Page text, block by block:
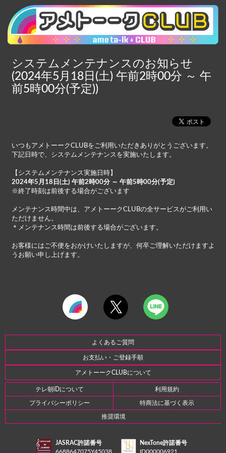
システムメンテナンスのお知らせ
(2024年5月18日(土) 午前2時00分 ～ 午
前5時00分(予定))
いつもアメトーークCLUBをご利用いただきありがとうございます。
下記日時で、システムメンテナンスを実施いたします。
【システムメンテナンス実施日時】
2024年5月18日(土) 午前2時00分 ～ 午前5時00分(予定)
※終了時刻は前後する場合がございます
メンテナンス時間中は、アメトーークCLUBの全サービスがご利用い
ただけません。
＊メンテナンス時間は前後する場合がございます。
お客様にはご不便をおかけいたしますが、何卒ご理解いただけますよ
うお願い申し上げます。
よくあるご質問
お支払い・ご登録手順
アメトーークCLUBについて
テレ朝iDについて 利用規約
プライバシーポリシー 特商法に基づく表示
推奨環境
JASRAC許諾番号
6688647075Y45038
NexTone許諾番号
ID000006921